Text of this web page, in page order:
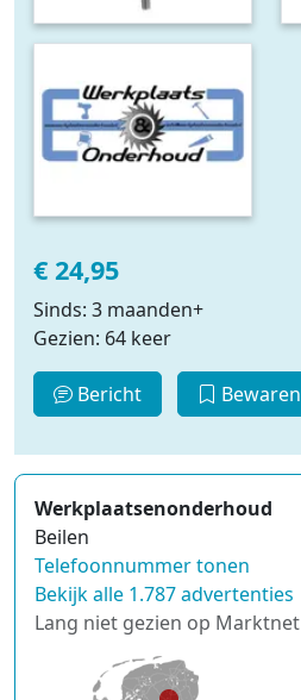
€ 24,95
Sinds: 3 maanden+
Gezien: 64 keer
Bericht Bewaren
Werkplaatsenonderhoud
Beilen
Telefoonnummer tonen
Bekijk alle 1.787 advertenties
Lang niet gezien op Marktnet